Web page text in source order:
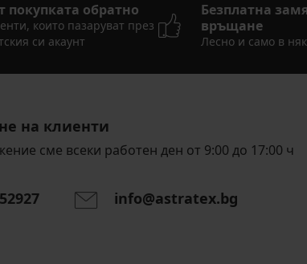
покупката обратно
които пазаруват през
си акаунт
Безплатна
връщане
Лесно и само в
на клиенти
сме всеки работен ден от 9:00 до 17:00 ч
info@astratex.bg